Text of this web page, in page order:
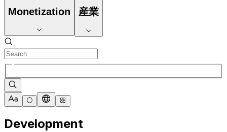
Monetization 産業
Development